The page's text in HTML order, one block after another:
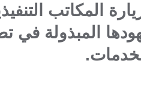
المكاتب
المبذولة في